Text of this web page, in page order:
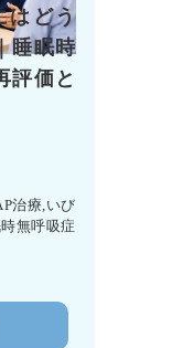
はどう
睡眠時
評価と
治療,いび
無呼吸症